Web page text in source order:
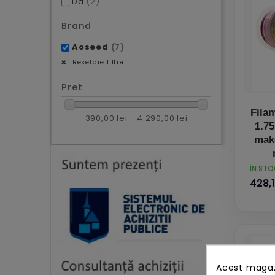
Brand
Aoseed (7)
Resetare filtre
Pret
390,00 lei - 4.290,00 lei
PRET
ÎN
Acest